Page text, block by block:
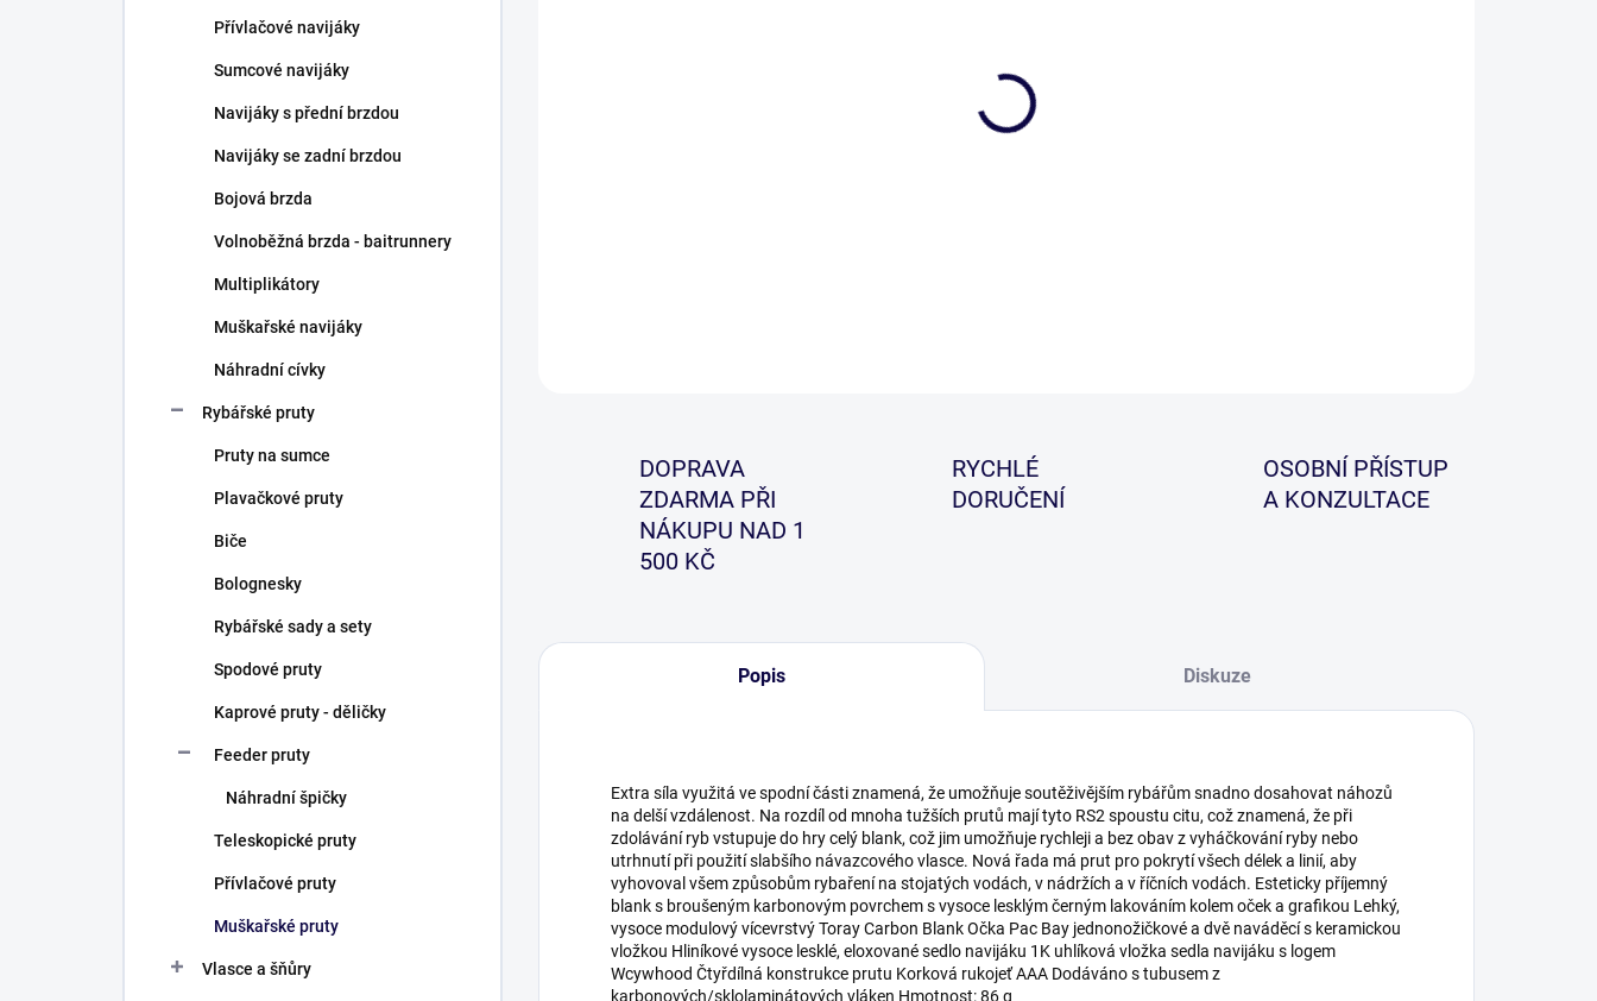
Přívlačové navijáky
Sumcové navijáky
Navijáky s přední brzdou
Navijáky se zadní brzdou
Bojová brzda
Volnoběžná brzda - baitrunnery
Multiplikátory
Muškařské navijáky
Náhradní cívky
Rybářské pruty
Pruty na sumce
Plavačkové pruty
Biče
Bolognesky
Rybářské sady a sety
Spodové pruty
Kaprové pruty - děličky
Feeder pruty
Náhradní špičky
Teleskopické pruty
Přívlačové pruty
Muškařské pruty
Vlasce a šňůry
Nová řada RS2 navazuje na vysoce uznávanou řadu
DOPRAVA
ZDARMA PŘI
NÁKUPU NAD 1
500 KČ
RYCHLÉ
DORUČENÍ
OSOBNÍ PŘÍSTUP
A KONZULTACE
Popis Diskuze
Extra síla využitá ve spodní části znamená, že umožňuje soutěživějším rybářům snadno dosahovat náhozů
na delší vzdálenost. Na rozdíl od mnoha tužších prutů mají tyto RS2 spoustu citu, což znamená, že při
zdolávání ryb vstupuje do hry celý blank, což jim umožňuje rychleji a bez obav z vyháčkování ryby nebo
utrhnutí při použití slabšího návazcového vlasce. Nová řada má prut pro pokrytí všech délek a linií, aby
vyhovoval všem způsobům rybaření na stojatých vodách, v nádržích a v říčních vodách. Esteticky příjemný
blank s broušeným karbonovým povrchem s vysoce lesklým černým lakováním kolem oček a grafikou Lehký,
vysoce modulový vícevrstvý Toray Carbon Blank Očka Pac Bay jednonožičkové a dvě naváděcí s keramickou
vložkou Hliníkové vysoce lesklé, eloxované sedlo navijáku 1K uhlíková vložka sedla navijáku s logem
Wcywhood Čtyřdílná konstrukce prutu Korková rukojeť AAA Dodáváno s tubusem z
karbonových/sklolaminátových vláken Hmotnost: 86 g